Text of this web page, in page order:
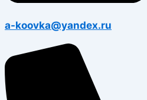
a-koovka@yandex.ru